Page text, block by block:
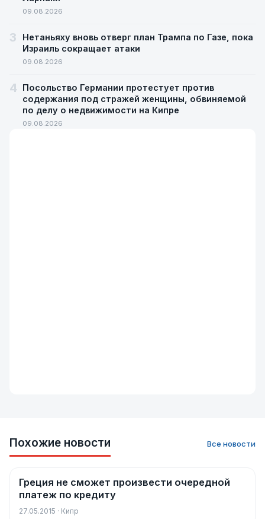
09.08.2026
3
Нетаньяху вновь отверг план Трампа по Газе, пока
Израиль сокращает атаки
09.08.2026
4
Посольство Германии протестует против
содержания под стражей женщины, обвиняемой
по делу о недвижимости на Кипре
09.08.2026
Похожие новости Все новости
Новости
Греция не сможет произвести очередной
платеж по кредиту
27.05.2015 · Кипр